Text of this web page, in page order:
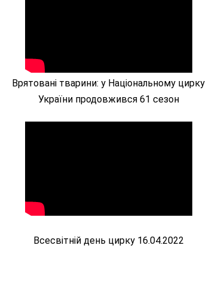
Врятовані тварини: у Національному цирку
України продовжився 61 сезон
Всесвітній день цирку 16.04.2022